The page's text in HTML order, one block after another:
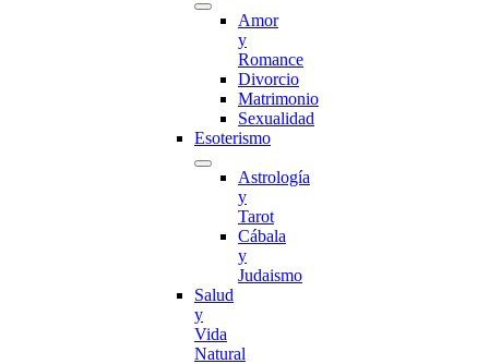
Amor
y
Romance
Divorcio
Matrimonio
Sexualidad
Esoterismo
Astrología
y
Tarot
Cábala
y
Judaismo
Salud
y
Vida
Natural